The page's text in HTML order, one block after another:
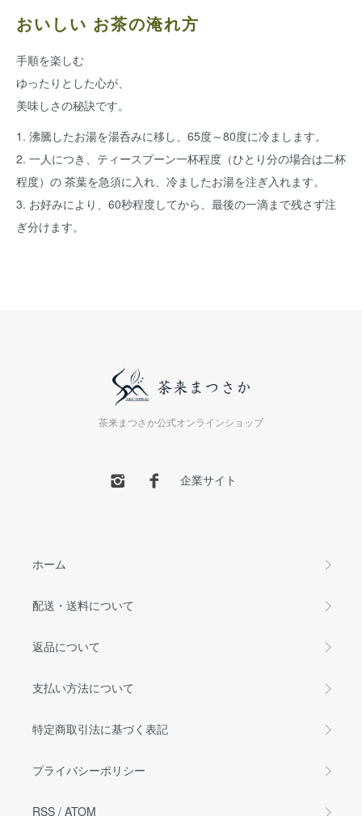
おいしい お茶の淹れ方
手順を楽しむ
ゆったりとした心が、
美味しさの秘訣です。
1. 沸騰したお湯を湯呑みに移し、65度～80度に冷まします。
2. 一人につき、ティースプーン一杯程度（ひとり分の場合は二杯
程度）の 茶葉を急須に入れ、冷ましたお湯を注ぎ入れます。
3. お好みにより、60秒程度してから、最後の一滴まで残さず注
ぎ分けます。
茶来まつさか公式オンラインショップ
企業サイト
ホーム
配送・送料について
返品について
支払い方法について
特定商取引法に基づく表記
プライバシーポリシー
RSS / ATOM